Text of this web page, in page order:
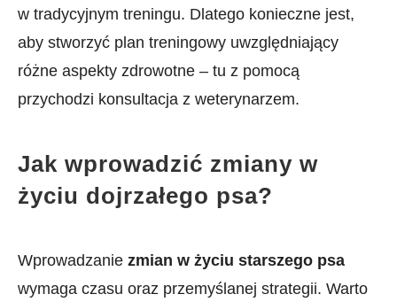
w tradycyjnym treningu. ⁣Dlatego konieczne jest,
aby stworzyć plan treningowy uwzględniający
różne aspekty zdrowotne ‍– tu z ‌pomocą
przychodzi ‍konsultacja z weterynarzem.
Jak wprowadzić zmiany w
‌życiu dojrzałego psa?
Wprowadzanie zmian w życiu starszego psa
wymaga czasu oraz ⁣przemyślanej⁤ strategii. ⁤Warto